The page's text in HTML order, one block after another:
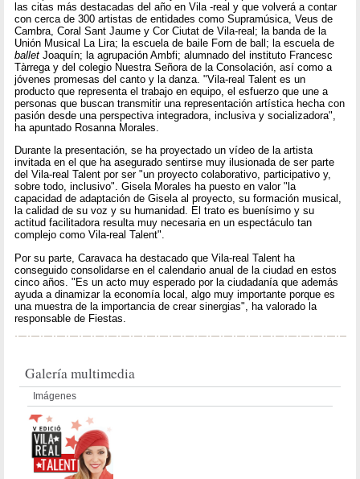
las citas más destacadas del año en Vila -real y que volverá a contar
con cerca de 300 artistas de entidades como Supramúsica, Veus de
Cambra, Coral Sant Jaume y Cor Ciutat de Vila-real; la banda de la
Unión Musical La Lira; la escuela de baile Forn de ball; la escuela de
balletJoaquín; la agrupación Ambfi; alumnado del instituto Francesc
Tàrrega y del colegio Nuestra Señora de la Consolación, así como a
jóvenes promesas del canto y la danza. "Vila-real Talent es un
producto que representa el trabajo en equipo, el esfuerzo que une a
personas que buscan transmitir una representación artística hecha con
pasión desde una perspectiva integradora, inclusiva y socializadora",
ha apuntado Rosanna Morales.
Durante la presentación, se ha proyectado un vídeo de la artista
invitada en el que ha asegurado sentirse muy ilusionada de ser parte
del Vila-real Talent por ser "un proyecto colaborativo, participativo y,
sobre todo, inclusivo". Gisela Morales ha puesto en valor "la
capacidad de adaptación de Gisela al proyecto, su formación musical,
la calidad de su voz y su humanidad. El trato es buenísimo y su
actitud facilitadora resulta muy necesaria en un espectáculo tan
complejo como Vila-real Talent".
Por su parte, Caravaca ha destacado que Vila-real Talent ha
conseguido consolidarse en el calendario anual de la ciudad en estos
cinco años. "Es un acto muy esperado por la ciudadanía que además
ayuda a dinamizar la economía local, algo muy importante porque es
una muestra de la importancia de crear sinergias", ha valorado la
responsable de Fiestas.
Galería multimedia
Imágenes